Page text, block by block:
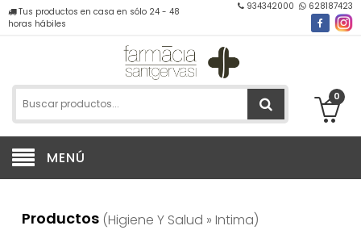
Tus productos en casa en sólo 24 - 48
horas hábiles
934342000 628187423
0
MENÚ
Productos (higiene Y Salud » Intima)